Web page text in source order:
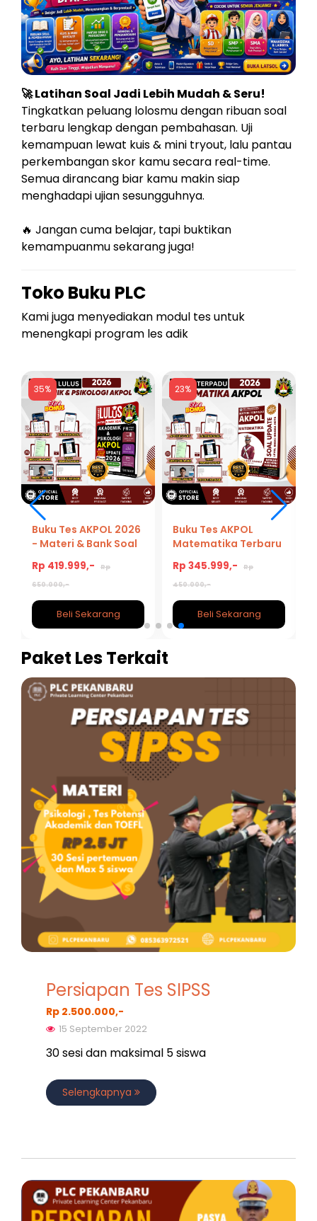
🚀 Latihan Soal Jadi Lebih Mudah & Seru!
Tingkatkan peluang lolosmu dengan ribuan soal
terbaru lengkap dengan pembahasan. Uji
kemampuan lewat kuis & mini tryout, lalu pantau
perkembangan skor kamu secara real-time.
Semua dirancang biar kamu makin siap
menghadapi ujian sesungguhnya.
🔥 Jangan cuma belajar, tapi buktikan
kemampuanmu sekarang juga!
Toko Buku PLC
Kami juga menyediakan modul tes untuk
menengkapi program les adik
35%
Buku Tes AKPOL 2026
- Materi & Bank Soal
Tes Akademik &
Psikologi AKPOL
2026/2027
Rp 419.999,-
Rp
650.000,-
Beli Sekarang
23%
Buku Tes AKPOL
Matematika Terbaru
Auto Lulus Persiapan
POLRI 2026
Rp 345.999,-
Rp
450.000,-
Beli Sekarang
Paket Les Terkait
Persiapan Tes SIPSS
Rp 2.500.000,-
15 September 2022
30 sesi dan maksimal 5 siswa
Selengkapnya